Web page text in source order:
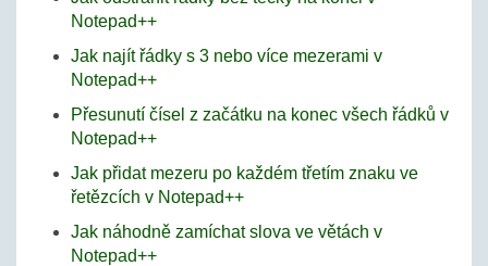
Notepad++
Jak najít řádky s 3 nebo více mezerami v
Notepad++
Přesunutí čísel z začátku na konec všech řádků v
Notepad++
Jak přidat mezeru po každém třetím znaku ve
řetězcích v Notepad++
Jak náhodně zamíchat slova ve větách v
Notepad++